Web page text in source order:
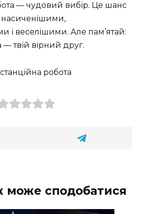
— чудовий вибір. Це шанс
насиченішими,
і веселішими. Але пам’ятай:
твій вірний друг.
робота
може сподобатися